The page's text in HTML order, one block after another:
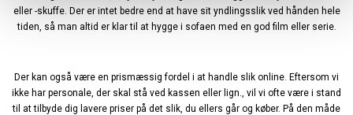
eller -skuffe. Der er intet bedre end at have sit yndlingsslik ved hånden hele
tiden, så man altid er klar til at hygge i sofaen med en god film eller serie.
Der kan også være en prismæssig fordel i at handle slik online. Eftersom vi
ikke har personale, der skal stå ved kassen eller lign., vil vi ofte være i stand
til at tilbyde dig lavere priser på det slik, du ellers går og køber. På den måde